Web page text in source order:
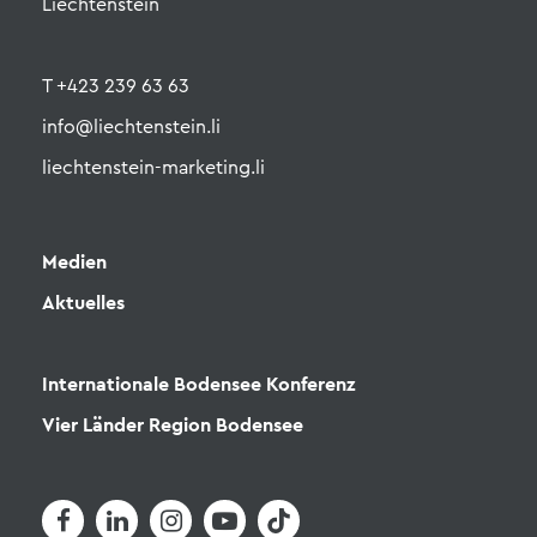
Liechtenstein
T +423 239 63 63
info@liechtenstein.li
liechtenstein-marketing.li
Medien
Aktuelles
Internationale Bodensee Konferenz
Vier Länder Region Bodensee